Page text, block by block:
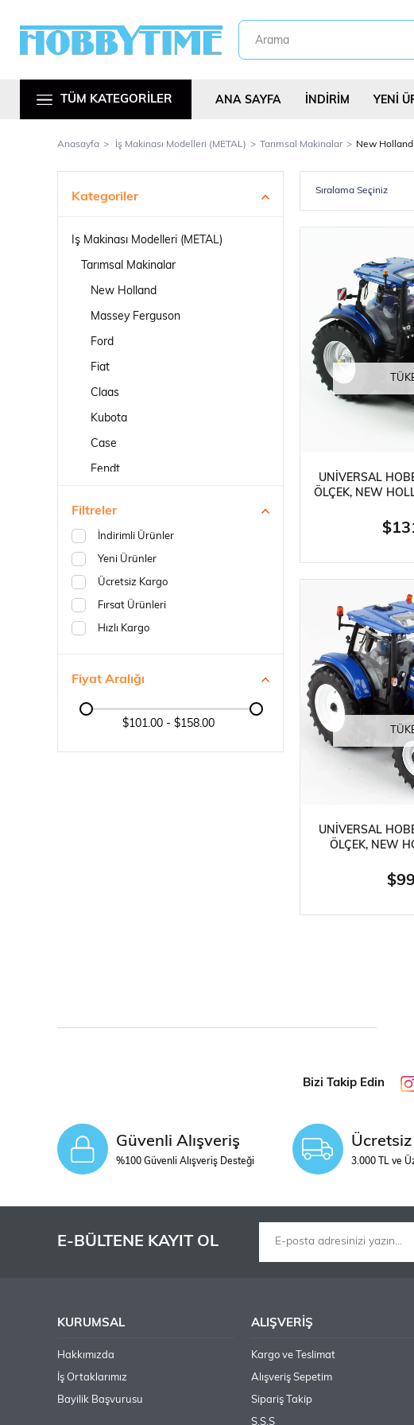
TÜM KATEGORİLER
Robotlar
Plastik Maketler
ANA SAYFA İNDİRİM YENİ
Anasayfa İş Makinası Modelleri (METAL) Tarımsal Makinalar New Holland
Kategoriler
İş Makinası Modelleri (METAL)
Tarımsal Makinalar
New Holland
Massey Ferguson
Ford
Fiat
Claas
Kubota
Case
Fendt
Diğer Marka Tarımsal Makinalar
Filtreler
İndirimli Ürünler
Yeni Ürünler
Ücretsiz Kargo
Fırsat Ürünleri
Hızlı Kargo
Fiyat Aralığı
$101.00 - $158.00
UNIVERSAL
ÖLÇEK, NEW
TRAKTÖR,
UNIVERSAL
ÖLÇEK, NEW
Bizi Takip Edin
Güvenli Alışveriş
%100 Güvenli Alışveriş Desteği 3.000 TL ve
E-BÜLTENE KAYIT OL
KURUMSAL
Hakkımızda
İş Ortaklarımız
Bayilik Başvurusu
ALIŞVERİŞ
Kargo ve Teslimat
Alışveriş Sepetim
Sipariş Takip
S.S.S